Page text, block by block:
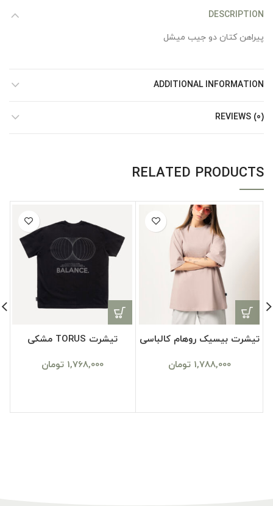
DESCRIPTION
پیراهن کتان دو جیب میشل
ADDITIONAL INFORMATION
REVIEWS (0)
RELATED PRODUCTS
تیشرت بیسیک روهام کالباسی
1,788,000 تومان
تیشرت TORUS مشکی
1,768,000 تومان